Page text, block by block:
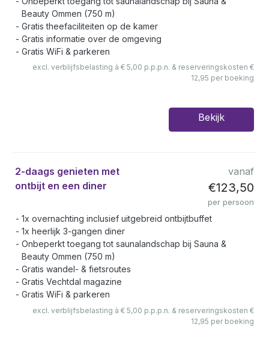
Beauty Ommen (750 m)
Gratis theefaciliteiten op de kamer
Gratis informatie over de omgeving
Gratis WiFi & parkeren
excl. verblijfsbelasting à € 5,00 p.p.p.n. & reserveringskosten €
12,95 per boeking
Bekijk
2-daags genieten met
ontbijt en een diner
vanaf
€123,50
per persoon
1x overnachting inclusief uitgebreid ontbijtbuffet
1x heerlijk 3-gangen diner
Onbeperkt toegang tot saunalandschap bij Sauna &
Beauty Ommen (750 m)
Gratis wandel- & fietsroutes
Gratis Vechtdal magazine
Gratis WiFi & parkeren
excl. verblijfsbelasting à € 5,00 p.p.p.n. & reserveringskosten €
12,95 per boeking